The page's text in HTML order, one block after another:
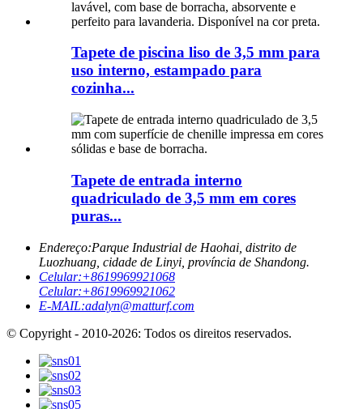
Tapete de piscina liso de 3,5 mm para
uso interno, estampado para
cozinha...
Tapete de entrada interno
quadriculado de 3,5 mm em cores
puras...
Endereço:Parque Industrial de Haohai, distrito de
Luozhuang, cidade de Linyi, província de Shandong.
Celular:+8619969921068
Celular:+8619969921062
E-MAIL:adalyn@matturf.com
© Copyright - 2010-2026: Todos os direitos reservados.